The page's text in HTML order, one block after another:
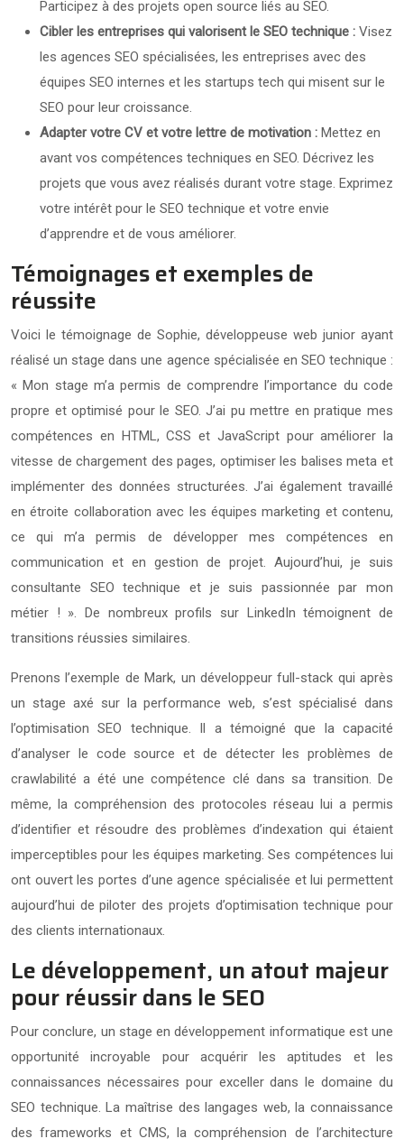
Participez à des projets open source liés au SEO.
Cibler les entreprises qui valorisent le SEO technique : Visez
les agences SEO spécialisées, les entreprises avec des
équipes SEO internes et les startups tech qui misent sur le
SEO pour leur croissance.
Adapter votre CV et votre lettre de motivation : Mettez en
avant vos compétences techniques en SEO. Décrivez les
projets que vous avez réalisés durant votre stage. Exprimez
votre intérêt pour le SEO technique et votre envie
d’apprendre et de vous améliorer.
Témoignages et exemples de
réussite
Voici le témoignage de Sophie, développeuse web junior ayant
réalisé un stage dans une agence spécialisée en SEO technique :
« Mon stage m’a permis de comprendre l’importance du code
propre et optimisé pour le SEO. J’ai pu mettre en pratique mes
compétences en HTML, CSS et JavaScript pour améliorer la
vitesse de chargement des pages, optimiser les balises meta et
implémenter des données structurées. J’ai également travaillé
en étroite collaboration avec les équipes marketing et contenu,
ce qui m’a permis de développer mes compétences en
communication et en gestion de projet. Aujourd’hui, je suis
consultante SEO technique et je suis passionnée par mon
métier ! ». De nombreux profils sur LinkedIn témoignent de
transitions réussies similaires.
Prenons l’exemple de Mark, un développeur full-stack qui après
un stage axé sur la performance web, s’est spécialisé dans
l’optimisation SEO technique. Il a témoigné que la capacité
d’analyser le code source et de détecter les problèmes de
crawlabilité a été une compétence clé dans sa transition. De
même, la compréhension des protocoles réseau lui a permis
d’identifier et résoudre des problèmes d’indexation qui étaient
imperceptibles pour les équipes marketing. Ses compétences lui
ont ouvert les portes d’une agence spécialisée et lui permettent
aujourd’hui de piloter des projets d’optimisation technique pour
des clients internationaux.
Le développement, un atout majeur
pour réussir dans le SEO
Pour conclure, un stage en développement informatique est une
opportunité incroyable pour acquérir les aptitudes et les
connaissances nécessaires pour exceller dans le domaine du
SEO technique. La maîtrise des langages web, la connaissance
des frameworks et CMS, la compréhension de l’architecture